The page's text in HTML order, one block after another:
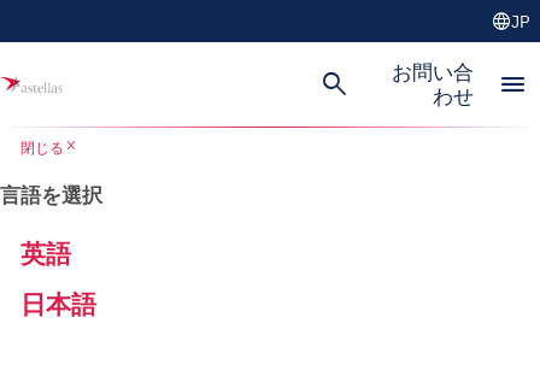
languageJP
search
お問い合
わせ
menu
閉じる close
言語を選択
英語
日本語